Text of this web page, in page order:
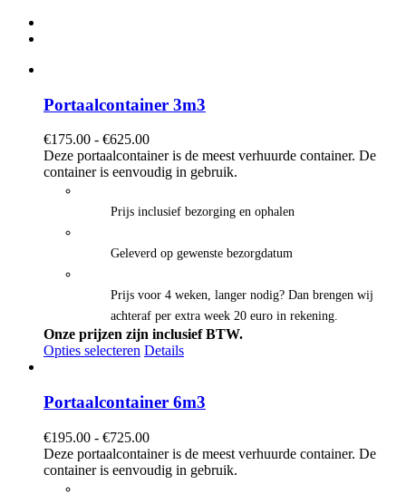
Portaalcontainer 3m3
€175.00 - €625.00Prijsklasse:
€175.00
tot
Deze portaalcontainer is de meest verhuurde container. De
container is eenvoudig in gebruik.
Prijs inclusief bezorging en ophalen
Geleverd op gewenste bezorgdatum
Prijs voor 4 weken, langer nodig? Dan brengen wij
achteraf per extra week 20 euro in rekening.
Onze prijzen zijn inclusief BTW.
Opties selecteren Details
Portaalcontainer 6m3
€195.00 - €725.00Prijsklasse:
€195.00
tot
Deze portaalcontainer is de meest verhuurde container. De
container is eenvoudig in gebruik.